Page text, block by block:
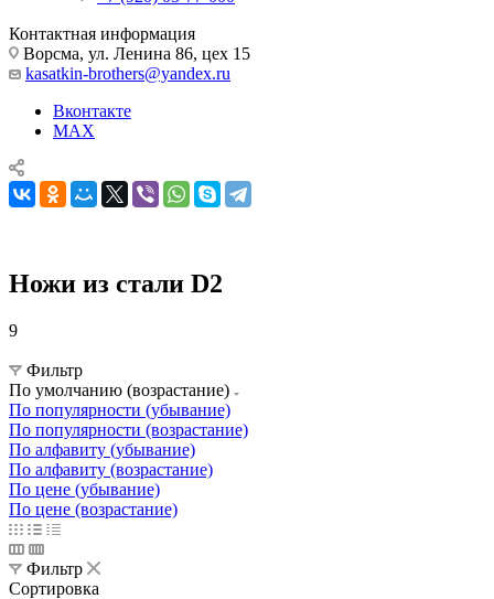
Контактная информация
Ворсма, ул. Ленина 86, цех 15
kasatkin-brothers@yandex.ru
Вконтакте
MAX
Ножи из стали D2
9
Фильтр
По умолчанию (возрастание)
По популярности (убывание)
По популярности (возрастание)
По алфавиту (убывание)
По алфавиту (возрастание)
По цене (убывание)
По цене (возрастание)
Фильтр
Сортировка